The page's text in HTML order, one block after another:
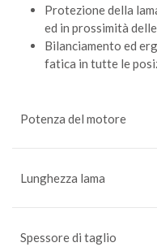
Protezione della
ed in prossimità
Bilanciamento ed
fatica in tutte le
Potenza del motore
Lunghezza lama
Spessore di taglio